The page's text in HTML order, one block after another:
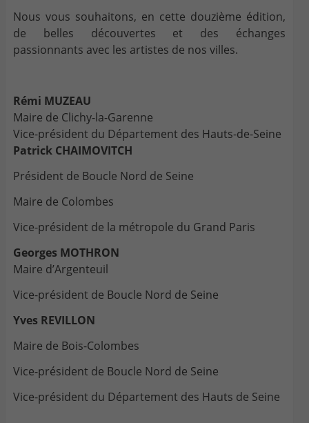
Nous vous souhaitons, en cette douzième édition,
de belles découvertes et des échanges
passionnants avec les artistes de nos villes.
Rémi MUZEAU
Maire de Clichy-la-Garenne
Vice-président du Département des Hauts-de-Seine
Patrick CHAIMOVITCH
Président de Boucle Nord de Seine
Maire de Colombes
Vice-président de la métropole du Grand Paris
Georges MOTHRON
Maire d’Argenteuil
Vice-président de Boucle Nord de Seine
Yves REVILLON
Maire de Bois-Colombes
Vice-président de Boucle Nord de Seine
Vice-président du Département des Hauts de Seine